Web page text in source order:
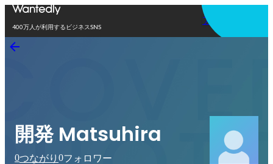
400万人が利用するビジネスSNS
アプリを使う
開発 Matsuhira
0つながり 0フォロワー